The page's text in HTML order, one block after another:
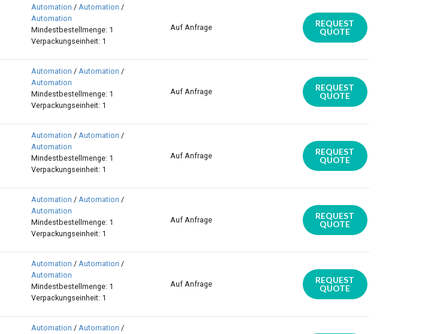
Automation / Automation /
Automation
Mindestbestellmenge: 1
Verpackungseinheit: 1
Auf Anfrage
REQUEST
QUOTE
Automation / Automation /
Automation
Mindestbestellmenge: 1
Verpackungseinheit: 1
Auf Anfrage
REQUEST
QUOTE
Automation / Automation /
Automation
Mindestbestellmenge: 1
Verpackungseinheit: 1
Auf Anfrage
REQUEST
QUOTE
Automation / Automation /
Automation
Mindestbestellmenge: 1
Verpackungseinheit: 1
Auf Anfrage
REQUEST
QUOTE
Automation / Automation /
Automation
Mindestbestellmenge: 1
Verpackungseinheit: 1
Auf Anfrage
REQUEST
QUOTE
Automation / Automation /